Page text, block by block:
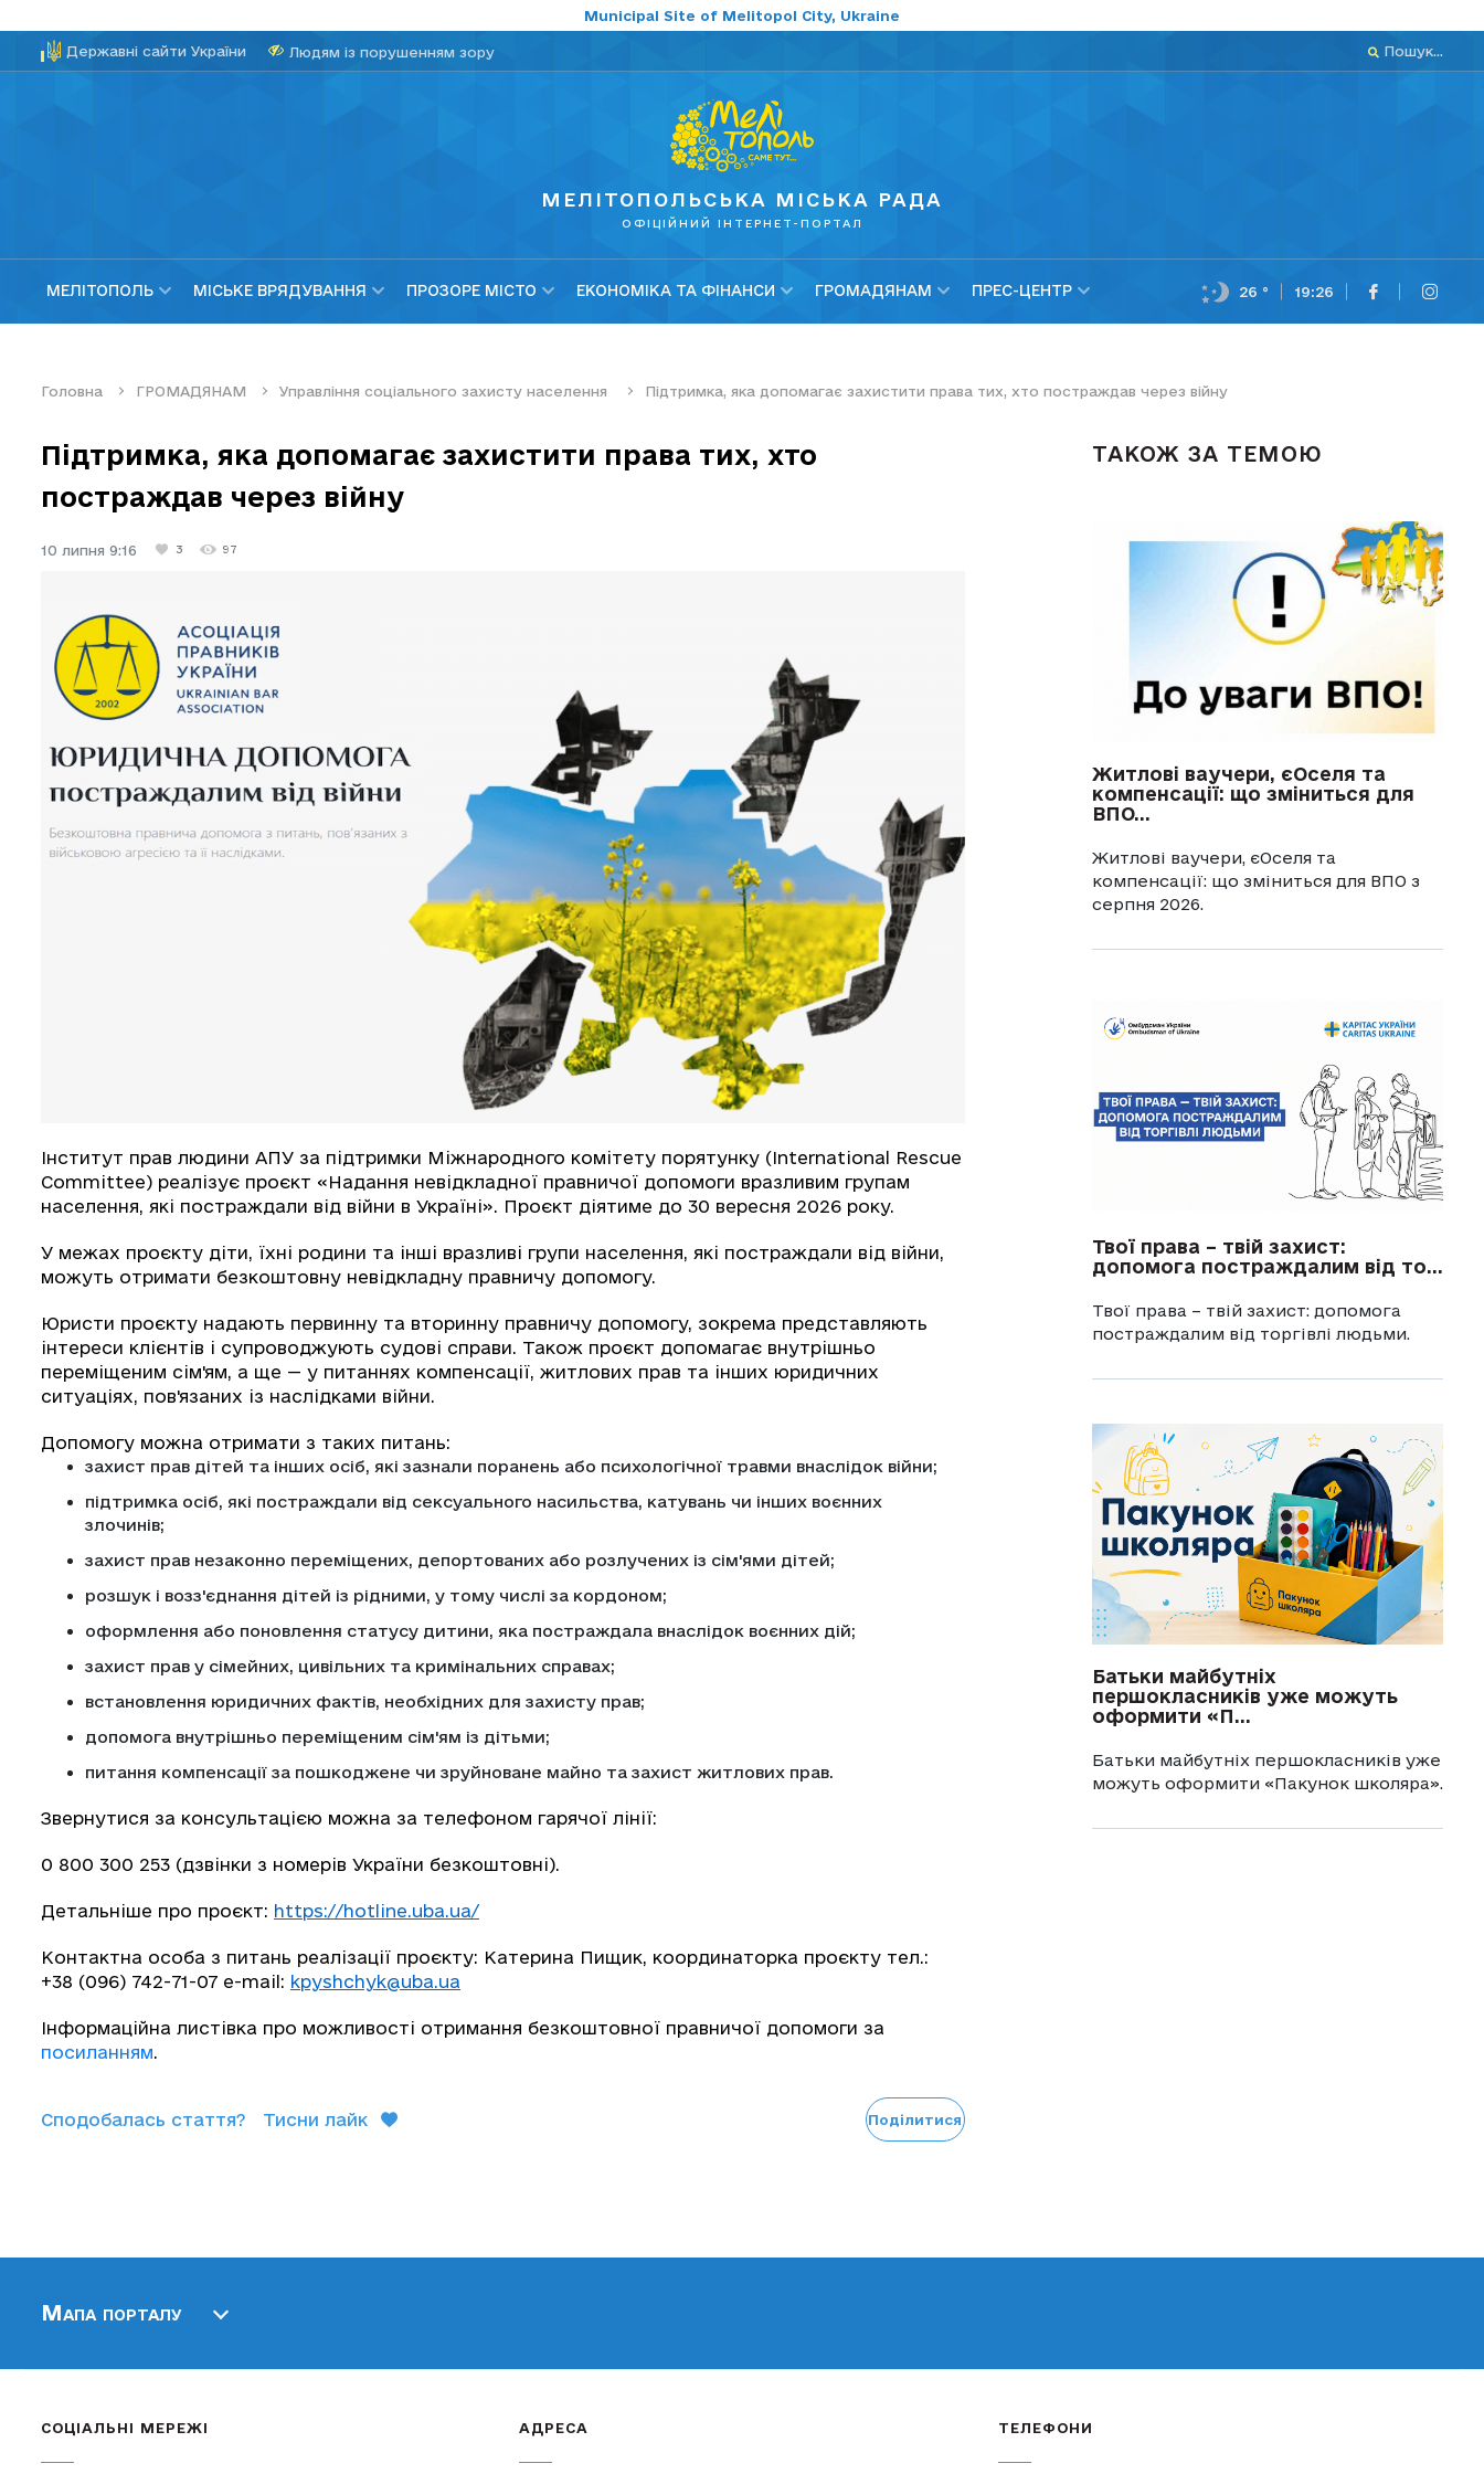
Municipal Site of Melitopol City, Ukraine
Державні сайти України Людям із порушенням зору Пошук...
МЕЛІТОПОЛЬСЬКА МІСЬКА РАДА
ОФІЦІЙНИЙ ІНТЕРНЕТ-ПОРТАЛ
МЕЛІТОПОЛЬ МІСЬКЕ ВРЯДУВАННЯ ПРОЗОРЕ МІСТО ЕКОНОМІКА ТА ФІНАНСИ ГРОМАДЯНАМ ПРЕС-ЦЕНТР 26 ° 19:26
Головна ГРОМАДЯНАМ Управління соціального захисту населення Підтримка, яка допомагає захистити права тих, хто постраждав через війну
Підтримка, яка допомагає захистити права тих, хто
постраждав через війну
10 липня 9:16 3 97
Інститут прав людини АПУ за підтримки Міжнародного комітету порятунку (International Rescue
Committee) реалізує проєкт «Надання невідкладної правничої допомоги вразливим групам
населення, які постраждали від війни в Україні». Проєкт діятиме до 30 вересня 2026 року.
У межах проєкту діти, їхні родини та інші вразливі групи населення, які постраждали від війни,
можуть отримати безкоштовну невідкладну правничу допомогу.
Юристи проєкту надають первинну та вторинну правничу допомогу, зокрема представляють
інтереси клієнтів і супроводжують судові справи. Також проєкт допомагає внутрішньо
переміщеним сім'ям, а ще — у питаннях компенсації, житлових прав та інших юридичних
ситуаціях, пов'язаних із наслідками війни.
Допомогу можна отримати з таких питань:
захист прав дітей та інших осіб, які зазнали поранень або психологічної травми внаслідок війни;
підтримка осіб, які постраждали від сексуального насильства, катувань чи інших воєнних
злочинів;
захист прав незаконно переміщених, депортованих або розлучених із сім'ями дітей;
розшук і возз'єднання дітей із рідними, у тому числі за кордоном;
оформлення або поновлення статусу дитини, яка постраждала внаслідок воєнних дій;
захист прав у сімейних, цивільних та кримінальних справах;
встановлення юридичних фактів, необхідних для захисту прав;
допомога внутрішньо переміщеним сім'ям із дітьми;
питання компенсації за пошкоджене чи зруйноване майно та захист житлових прав.
Звернутися за консультацією можна за телефоном гарячої лінії:
0 800 300 253 (дзвінки з номерів України безкоштовні).
Детальніше про проєкт: https://hotline.uba.ua/
Контактна особа з питань реалізації проєкту: Катерина Пищик, координаторка проєкту тел.:
+38 (096) 742-71-07 e-mail: kpyshchyk@uba.ua
Інформаційна листівка про можливості отримання безкоштовної правничої допомоги за
посиланням.
Сподобалась стаття? Тисни лайк Поділитися
ТАКОЖ ЗА ТЕМОЮ
Житлові ваучери, єОселя та
компенсації: що зміниться для
ВПО...
Житлові ваучери, єОселя та
компенсації: що зміниться для ВПО з
серпня 2026.
Твої права – твій захист:
допомога постраждалим від то...
Твої права – твій захист: допомога
постраждалим від торгівлі людьми.
Батьки майбутніх
першокласників уже можуть
оформити «П...
Батьки майбутніх першокласників уже
можуть оформити «Пакунок школяра».
Мапа порталу
СОЦІАЛЬНІ МЕРЕЖІ АДРЕСА ТЕЛЕФОНИ